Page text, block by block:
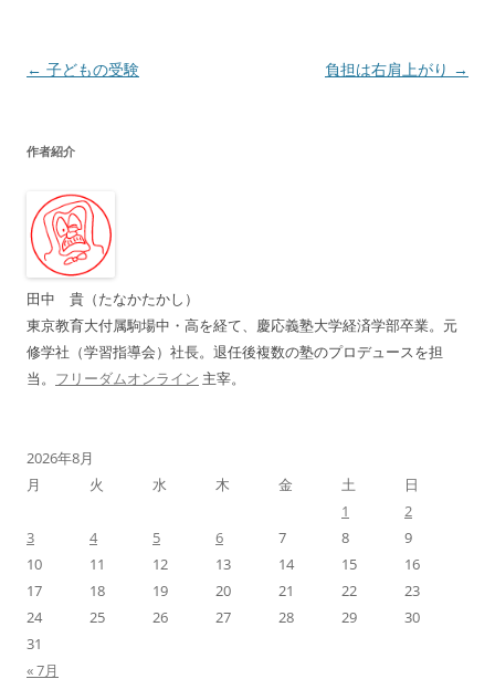
投
ビ
ー
シ
ン
← 子どもの受験 負担は右肩上がり →
作者紹介
田中 貴（たなかたかし）
東京教育大付属駒場中・高を経て、慶応義塾大学経済学部卒業。元
修学社（学習指導会）社長。退任後複数の塾のプロデュースを担
当。 フリーダムオンライン 主宰。
2026年8月
月
火 水 木 金 土
日
1
2
3
4 5 6 7 8
9
10
11 12 13 14 15
16
17
18 19 20 21 22
23
24
25 26 27 28 29
30
31
« 7月